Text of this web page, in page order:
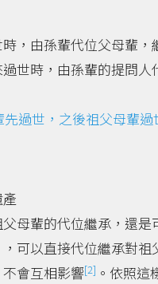
，由孫輩代位父母輩，
世時，由孫輩的提問人
先過世，之後祖父母輩
母輩的代位繼承，還
，可以直接代位繼承對
會互相影響[2] 。依照這